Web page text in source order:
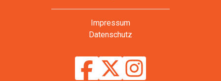
Impressum
Datenschutz